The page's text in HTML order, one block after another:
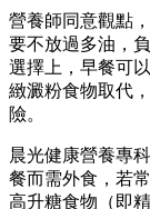
營養師同意觀點
要不放過多油，
選擇上，早餐可
緻澱粉食物取代
險。
晨光健康營養專
餐而需外食，若
高升糖食物（即